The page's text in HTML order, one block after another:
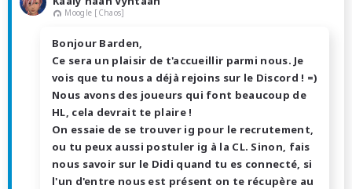
Moogle [Chaos]
Bonjour Barden,
Ce sera un plaisir de t'accueillir parmi nous. Je
vois que tu nous a déjà rejoins sur le Discord ! =)
Nous avons des joueurs qui font beaucoup de
HL, cela devrait te plaire !
On essaie de se trouver ig pour le recrutement,
ou tu peux aussi postuler ig à la CL. Sinon, fais
nous savoir sur le Didi quand tu es connecté, si
l'un d'entre nous est présent on te récupère au